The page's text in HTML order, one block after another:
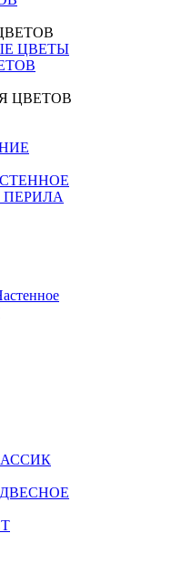
ЦВЕТЫ
ЦВЕТОВ